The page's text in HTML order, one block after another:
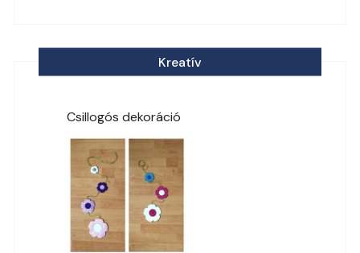
Kreatív
Csillogós dekoráció